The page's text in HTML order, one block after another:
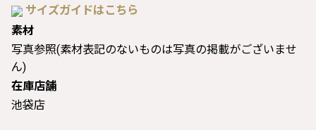
サイズガイドはこちら
素材
写真参照(素材表記のないものは写真の掲載がございませ
ん)
在庫店舗
池袋店